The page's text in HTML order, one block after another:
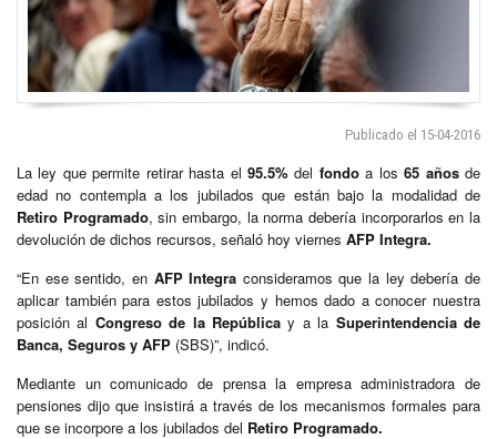
Publicado el 15-04-2016
La ley que permite retirar hasta el 95.5% del fondoa los65 añosde
edad no contempla a los jubilados que están bajo la modalidad de
Retiro Programado, sin embargo, la norma debería incorporarlos en la
devolución de dichos recursos, señaló hoy viernes AFP Integra.
“En ese sentido, en AFP Integra consideramos que la ley debería de
aplicar también para estos jubilados y hemos dado a conocer nuestra
posición al Congreso de la República y a la Superintendencia de
Banca, Seguros y AFP (SBS)”, indicó.
Mediante un comunicado de prensa la empresa administradora de
pensiones dijo que insistirá a través de los mecanismos formales para
que se incorpore a los jubilados del Retiro Programado.